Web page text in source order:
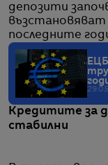
депозити
възстановяват
последните
Кредитите за
стабилни